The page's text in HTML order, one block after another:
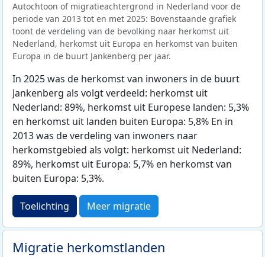
Autochtoon of migratieachtergrond in Nederland voor de
periode van 2013 tot en met 2025: Bovenstaande grafiek
toont de verdeling van de bevolking naar herkomst uit
Nederland, herkomst uit Europa en herkomst van buiten
Europa in de buurt Jankenberg per jaar.
In 2025 was de herkomst van inwoners in de buurt
Jankenberg als volgt verdeeld: herkomst uit
Nederland: 89%, herkomst uit Europese landen: 5,3%
en herkomst uit landen buiten Europa: 5,8% En in
2013 was de verdeling van inwoners naar
herkomstgebied als volgt: herkomst uit Nederland:
89%, herkomst uit Europa: 5,7% en herkomst van
buiten Europa: 5,3%.
Toelichting Meer migratie
Migratie herkomstlanden